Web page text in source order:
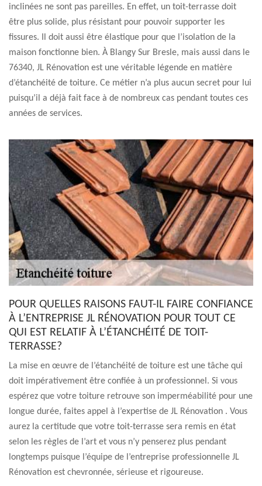
inclinées ne sont pas pareilles. En effet, un toit-terrasse doit
être plus solide, plus résistant pour pouvoir supporter les
fissures. Il doit aussi être élastique pour que l’isolation de la
maison fonctionne bien. À Blangy Sur Bresle, mais aussi dans le
76340, JL Rénovation est une véritable légende en matière
d’étanchéité de toiture. Ce métier n’a plus aucun secret pour lui
puisqu’il a déjà fait face à de nombreux cas pendant toutes ces
années de services.
POUR QUELLES RAISONS FAUT-IL FAIRE CONFIANCE
À L’ENTREPRISE JL RÉNOVATION POUR TOUT CE
QUI EST RELATIF À L’ÉTANCHÉITÉ DE TOIT-
TERRASSE?
La mise en œuvre de l’étanchéité de toiture est une tâche qui
doit impérativement être confiée à un professionnel. Si vous
espérez que votre toiture retrouve son imperméabilité pour une
longue durée, faites appel à l’expertise de JL Rénovation . Vous
aurez la certitude que votre toit-terrasse sera remis en état
selon les règles de l’art et vous n’y penserez plus pendant
longtemps puisque l’équipe de l’entreprise professionnelle JL
Rénovation est chevronnée, sérieuse et rigoureuse.